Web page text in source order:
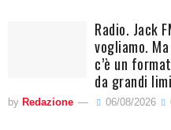
Radio. Jack
vogliamo.
c’è un
da grandi
by Redazione 06/08/2026